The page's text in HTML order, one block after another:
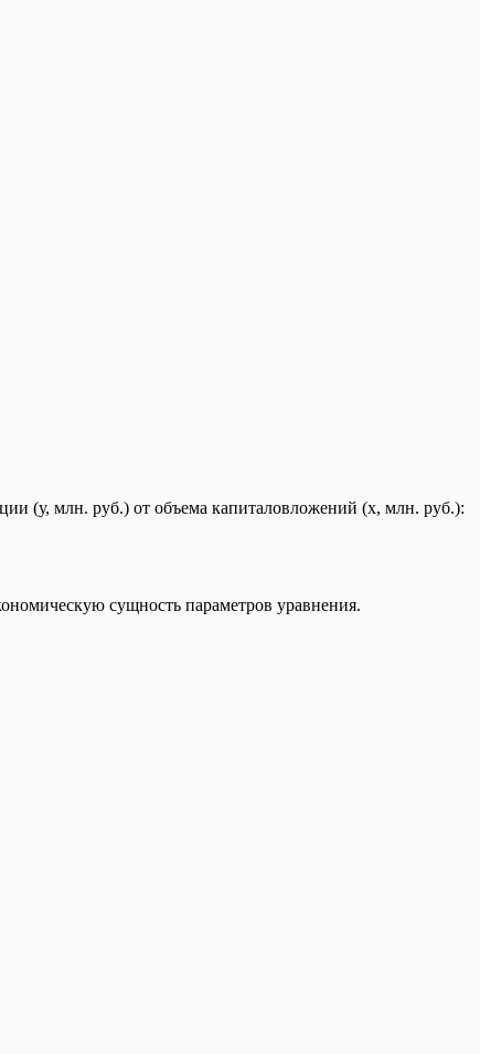
(у, млн. руб.) от объема капиталовложений (х, млн. руб.):
сущность параметров уравнения.